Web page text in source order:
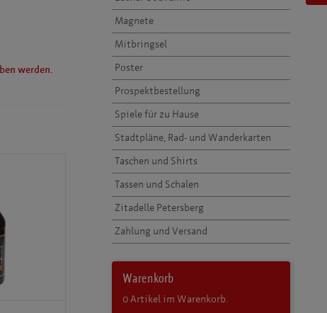
werden.
Magnete
Mitbringsel
Poster
Prospektbestellung
Spiele für zu Hause
Stadtpläne, Rad- und Wanderkarten
Taschen und Shirts
Tassen und Schalen
Zitadelle Petersberg
Zahlung und Versand
Warenkorb
0Artikel im Warenkorb.